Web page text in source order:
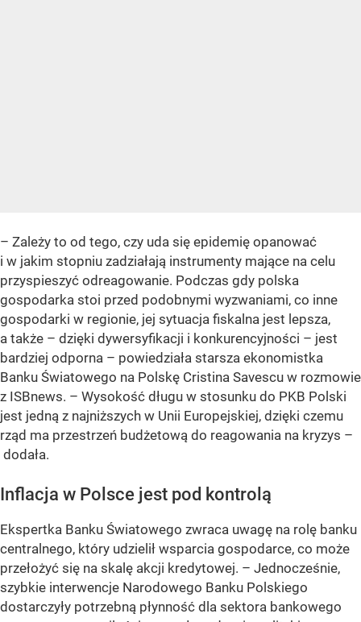
– Zależy to od tego, czy uda się epidemię opanować
i w jakim stopniu zadziałają instrumenty mające na celu
przyspieszyć odreagowanie. Podczas gdy polska
gospodarka stoi przed podobnymi wyzwaniami, co inne
gospodarki w regionie, jej sytuacja fiskalna jest lepsza,
a także – dzięki dywersyfikacji i konkurencyjności – jest
bardziej odporna – powiedziała starsza ekonomistka
Banku Światowego na Polskę Cristina Savescu w rozmowie
z ISBnews. – Wysokość długu w stosunku do PKB Polski
jest jedną z najniższych w Unii Europejskiej, dzięki czemu
rząd ma przestrzeń budżetową do reagowania na kryzys –
dodała.
Inflacja w Polsce jest pod kontrolą
Ekspertka Banku Światowego zwraca uwagę na rolę banku
centralnego, który udzielił wsparcia gospodarce, co może
przełożyć się na skalę akcji kredytowej. – Jednocześnie,
szybkie interwencje Narodowego Banku Polskiego
dostarczyły potrzebną płynność dla sektora bankowego